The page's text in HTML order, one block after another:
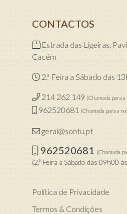
CONTACTOS
Estrada das Ligeiras,
Cacém
2.ª Feira a Sábado das
214 262 149 (Chamada para
962520681 (Chamada para a
geral@sontu.pt
962520681 (Chamada
(2.ª Feira a Sábado das 09h00
Política de Privacidade
Termos & Condições